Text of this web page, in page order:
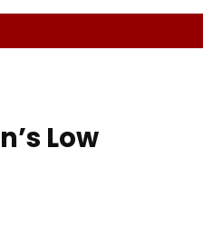
Low